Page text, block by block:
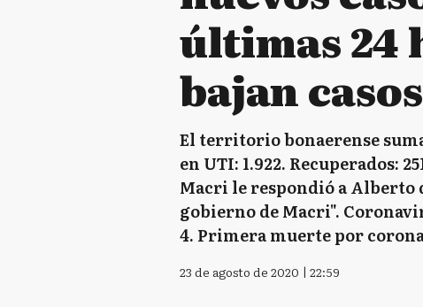
últimas 24
bajan casos
El territorio bonaerense
en UTI: 1.922. Recuperados:
Macri le respondió a Alberto
gobierno de Macri".
4. Primera muerte por
23 de agosto de 2020 | 22:59